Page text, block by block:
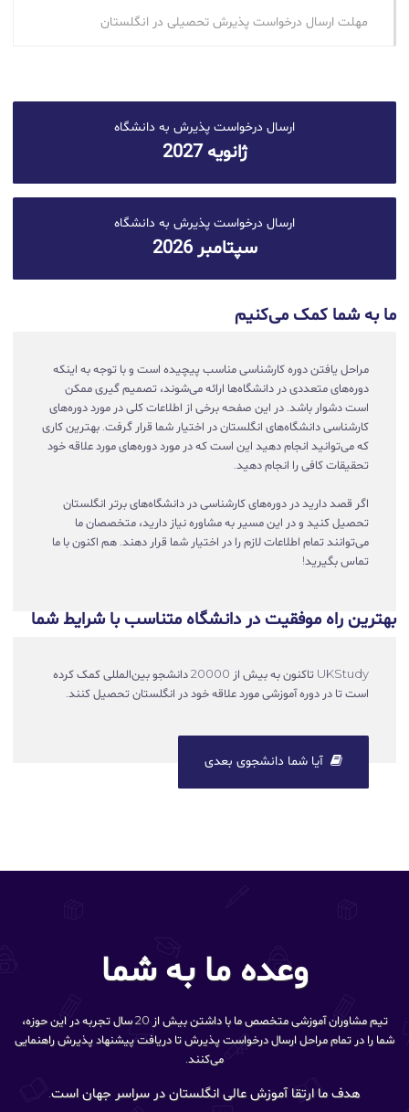
مهلت ارسال درخواست پذیرش تحصیلی در انگلستان
ارسال درخواست پذیرش به دانشگاه
ژانویه 2027
ارسال درخواست پذیرش به دانشگاه
سپتامبر 2026
ما به شما کمک می‌کنیم
مراحل یافتن دوره کارشناسی مناسب پیچیده است و با توجه به اینکه
دوره‌های متعددی در دانشگاه‌ها ارائه می‌شوند، تصمیم گیری ممکن
است دشوار باشد. در این صفحه برخی از اطلاعات کلی در مورد دوره‌های
کارشناسی دانشگاه‌های انگلستان در اختیار شما قرار گرفت. بهترین کاری
که می‌توانید انجام دهید این است که در مورد دوره‌های مورد علاقه خود
تحقیقات کافی را انجام دهید.
اگر قصد دارید در دوره‌های کارشناسی در دانشگاه‌های برتر انگلستان
تحصیل کنید و در این مسیر به مشاوره نیاز دارید، متخصصان ما
می‌توانند تمام اطلاعات لازم را در اختیار شما قرار دهند. هم اکنون با ما
تماس بگیرید!
بهترین راه موفقیت در دانشگاه متناسب با شرایط شما
UKStudy تاکنون به بیش از 20000 دانشجو بین‌المللی کمک کرده
است تا در دوره آموزشی مورد علاقه خود در انگلستان تحصیل کنند.
آیا شما دانشجوی بعدی
وعده ما به شما
تیم مشاوران آموزشی متخصص ما با داشتن بیش از 20 سال تجربه در این حوزه،
شما را در تمام مراحل ارسال درخواست پذیرش تا دریافت پیشنهاد پذیرش راهنمایی
می‌کنند.
هدف ما ارتقا آموزش عالی انگلستان در سراسر جهان است.